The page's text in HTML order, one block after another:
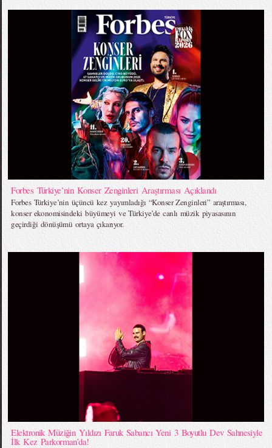
Forbes Türkiye’nin Konser Zenginleri Araştırması Açıklandı
Forbes Türkiye’nin üçüncü kez yayımladığı “Konser Zenginleri” araştırması,
konser ekonomisindeki büyümeyi ve Türkiye’de canlı müzik piyasasının
geçirdiği dönüşümü ortaya çıkarıyor.
Elektronik Müziğin Yıldızı Faruk Sabancı Yeni 3 Boyutlu Dev Sahnesiyle
İlk Kez Parkorman’da!